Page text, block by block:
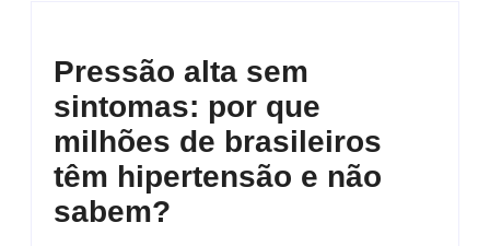
Pressão alta sem
sintomas: por que
milhões de brasileiros
têm hipertensão e não
sabem?